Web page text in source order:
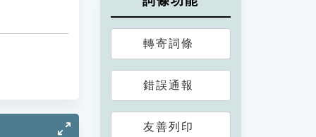
轉寄詞條
錯誤通報
友善列印